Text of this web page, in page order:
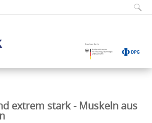
extrem stark - Muskeln aus